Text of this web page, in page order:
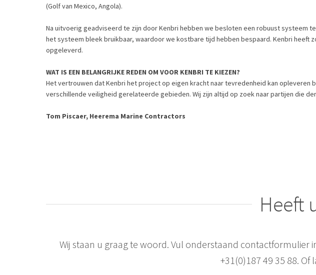
(Golf van Mexico, Angola).
Na uitvoerig geadviseerd te zijn door Kenbri hebben we besloten een robuust systeem
het systeem bleek bruikbaar, waardoor we kostbare tijd hebben bespaard. Kenbri
opgeleverd.
WAT IS EEN BELANGRIJKE REDEN OM VOOR KENBRI TE KIEZEN?
Het vertrouwen dat Kenbri het project op eigen kracht naar tevredenheid kan
verschillende veiligheid gerelateerde gebieden. Wij zijn altijd op zoek naar partijen die
Tom Piscaer, Heerema Marine Contractors
Heeft
Wij staan u graag te woord. Vul onderstaand
+31(0)187 49 35 88.